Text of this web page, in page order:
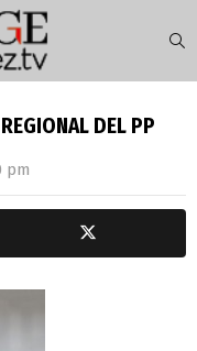
DEL PP
pm